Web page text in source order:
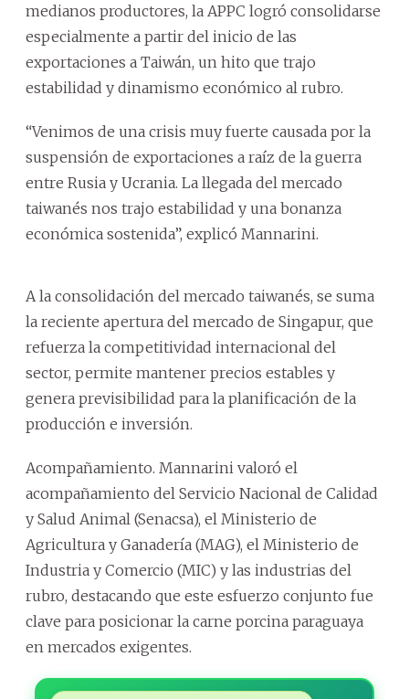
medianos productores, la APPC logró consolidarse
especialmente a partir del inicio de las
exportaciones a Taiwán, un hito que trajo
estabilidad y dinamismo económico al rubro.
“Venimos de una crisis muy fuerte causada por la
suspensión de exportaciones a raíz de la guerra
entre Rusia y Ucrania. La llegada del mercado
taiwanés nos trajo estabilidad y una bonanza
económica sostenida”, explicó Mannarini.
A la consolidación del mercado taiwanés, se suma
la reciente apertura del mercado de Singapur, que
refuerza la competitividad internacional del
sector, permite mantener precios estables y
genera previsibilidad para la planificación de la
producción e inversión.
Acompañamiento. Mannarini valoró el
acompañamiento del Servicio Nacional de Calidad
y Salud Animal (Senacsa), el Ministerio de
Agricultura y Ganadería (MAG), el Ministerio de
Industria y Comercio (MIC) y las industrias del
rubro, destacando que este esfuerzo conjunto fue
clave para posicionar la carne porcina paraguaya
en mercados exigentes.